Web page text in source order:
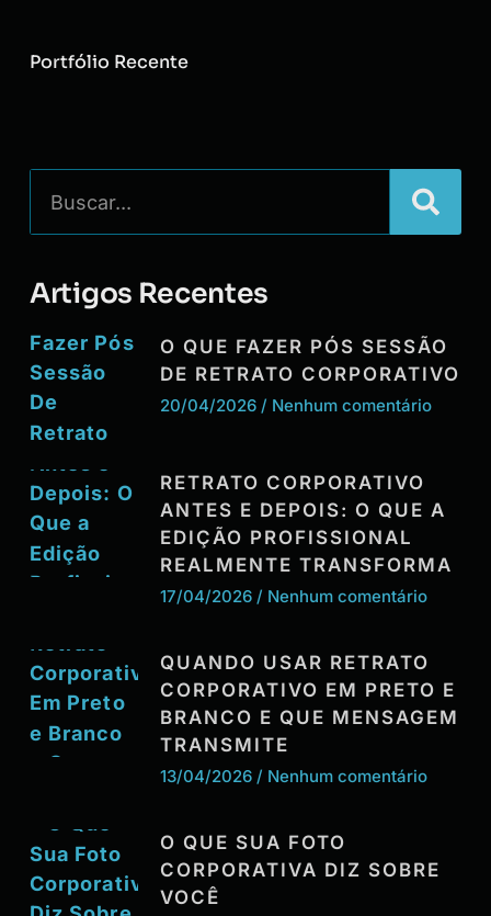
Portfólio Recente
Artigos Recentes
O QUE FAZER PÓS SESSÃO
DE RETRATO CORPORATIVO
20/04/2026 Nenhum comentário
RETRATO CORPORATIVO
ANTES E DEPOIS: O QUE A
EDIÇÃO PROFISSIONAL
REALMENTE TRANSFORMA
17/04/2026 Nenhum comentário
QUANDO USAR RETRATO
CORPORATIVO EM PRETO E
BRANCO E QUE MENSAGEM
TRANSMITE
13/04/2026 Nenhum comentário
O QUE SUA FOTO
CORPORATIVA DIZ SOBRE
VOCÊ